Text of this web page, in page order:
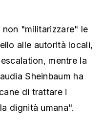
"militarizzare" le
alle autorità locali,
mentre la
Sheinbaum ha
di trattare i
dignità umana".